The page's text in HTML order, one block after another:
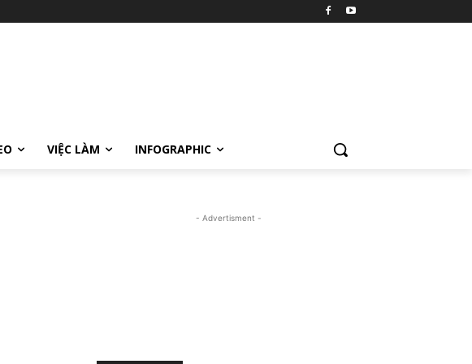
VIỆC LÀM INFOGRAPHIC
- Advertisment -